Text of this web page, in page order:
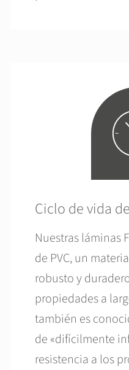
Ciclo de vida
Nuestras láminas
de PVC, un
robusto y
propiedades a
también es
de «difícilmente
resistencia a los